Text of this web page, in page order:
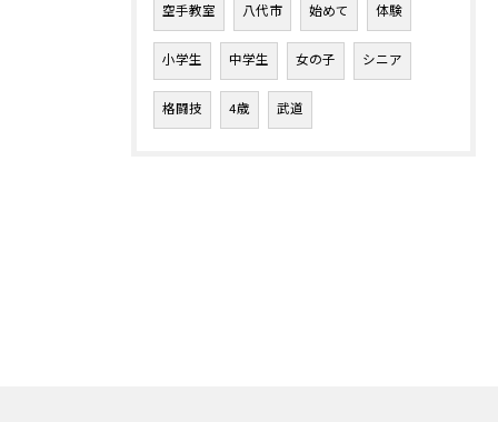
空手教室 八代市 始めて 体験
小学生 中学生 女の子 シニア
格闘技 4歳 武道